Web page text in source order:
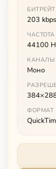
БИТРЕЙТ
203 kbps
44100
КАНАЛЫ
Моно
ФОРМАТ